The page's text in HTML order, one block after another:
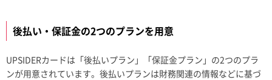
後払い・保証金の2つのプランを用意
UPSIDERカードは「後払いプラン」「保証金プラン」の2つのプラ
ンが用意されています。後払いプランは財務関連の情報などに基づ